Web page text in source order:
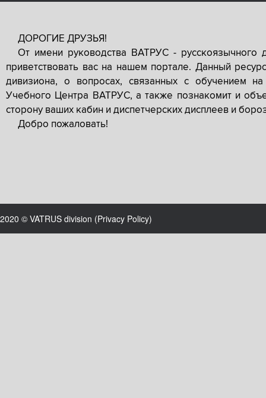
ДОРОГИЕ ДРУЗЬЯ!
От имени руководства ВАТРУС -
приветствовать вас на нашем портале. Данный
дивизиона, о вопросах, связанных с обучением
Учебного Центра ВАТРУС, а также познакомит и
сторону ваших кабин и диспетчерских дисплеев и
Добро пожаловать!
2020 © VATRUS division (Privacy Policy)